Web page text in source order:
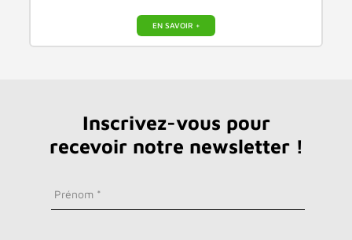
EN SAVOIR +
Inscrivez-vous pour
recevoir notre newsletter !